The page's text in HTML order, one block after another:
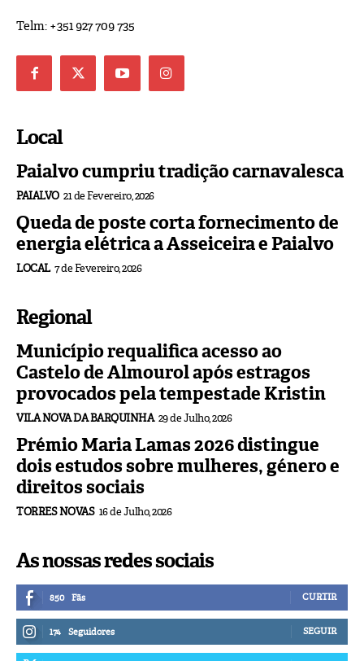
Telm: +351 927 709 735
Local
Paialvo cumpriu tradição carnavalesca
PAIALVO 21 de Fevereiro, 2026
Queda de poste corta fornecimento de
energia elétrica a Asseiceira e Paialvo
LOCAL 7 de Fevereiro, 2026
Regional
Município requalifica acesso ao
Castelo de Almourol após estragos
provocados pela tempestade Kristin
VILA NOVA DA BARQUINHA 29 de Julho, 2026
Prémio Maria Lamas 2026 distingue
dois estudos sobre mulheres, género e
direitos sociais
TORRES NOVAS 16 de Julho, 2026
As nossas redes sociais
850 Fãs CURTIR
174 Seguidores SEGUIR